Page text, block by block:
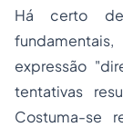
Há certo
fundamentais,
expressão
tentativas
Costuma-se